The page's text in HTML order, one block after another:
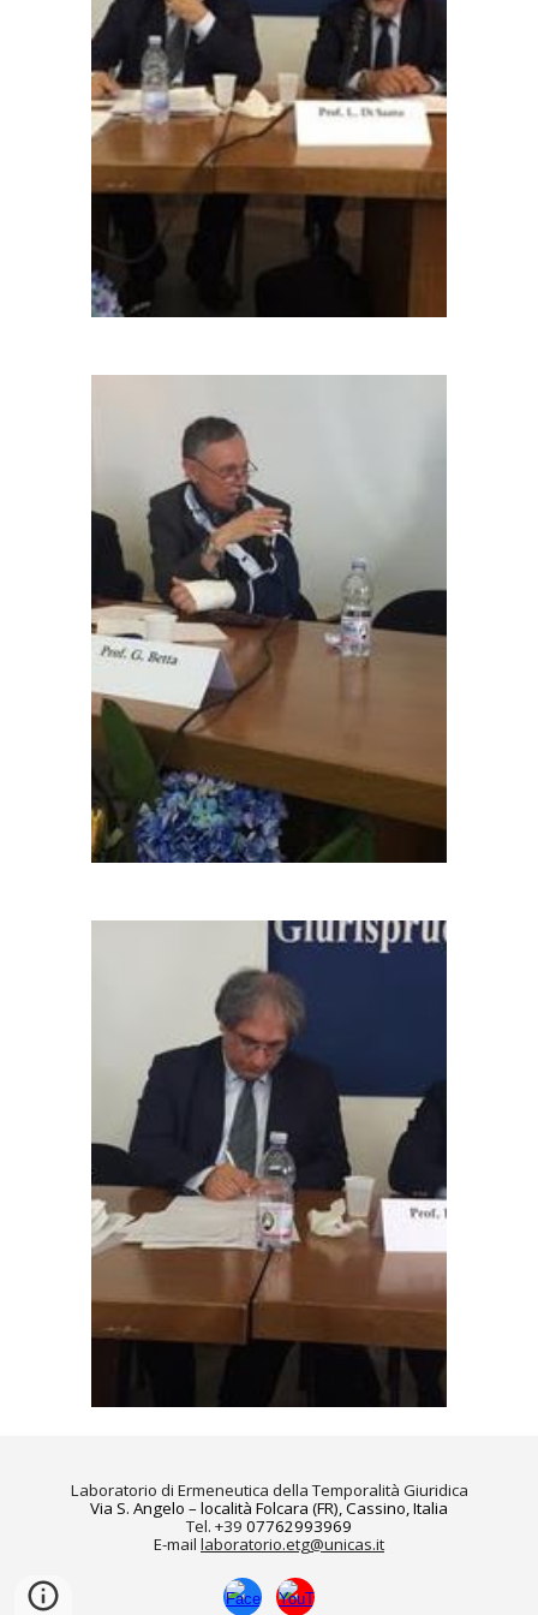
Laboratorio di Ermeneutica della Temporalità Giuridica
Via S. Angelo – località Folcara (FR), Cassino, Italia
Tel. +39 07762993969
E-mail laboratorio.etg@unicas.it